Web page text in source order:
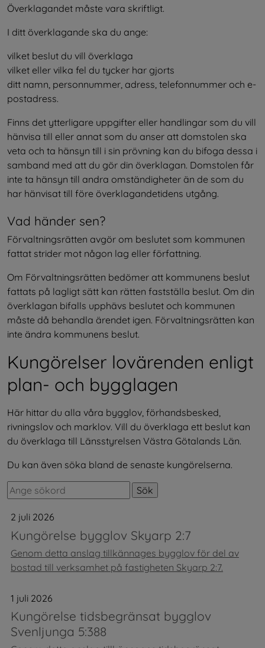
Överklagandet måste vara skriftligt.
I ditt överklagande ska du ange:
vilket beslut du vill överklaga
vilket eller vilka fel du tycker har gjorts
ditt namn, personnummer, adress, telefonnummer och e-
postadress.
Finns det ytterligare uppgifter eller handlingar som du vill
hänvisa till eller annat som du anser att domstolen ska
veta och ta hänsyn till i sin prövning kan du bifoga dessa i
samband med att du gör din överklagan. Domstolen får
inte ta hänsyn till andra omständigheter än de som du
har hänvisat till före överklagandetidens utgång.
Vad händer sen?
Förvaltningsrätten avgör om beslutet som kommunen
fattat strider mot någon lag eller författning.
Om Förvaltningsrätten bedömer att kommunens beslut
fattats på lagligt sätt kan rätten fastställa beslut. Om din
överklagan bifalls upphävs beslutet och kommunen
måste då behandla ärendet igen. Förvaltningsrätten kan
inte ändra kommunens beslut.
Kungörelser lovärenden enligt
plan- och bygglagen
Här hittar du alla våra bygglov, förhandsbesked,
rivningslov och marklov. Vill du överklaga ett beslut kan
du överklaga till Länsstyrelsen Västra Götalands Län.
Du kan även söka bland de senaste kungörelserna.
Sök. Sökförslagen presenteras under sökrutan
2 juli 2026
Kungörelse bygglov Skyarp 2:7
Genom detta anslag tillkännages bygglov för del av
bostad till verksamhet på fastigheten Skyarp 2:7.
1 juli 2026
Kungörelse tidsbegränsat bygglov
Svenljunga 5:388